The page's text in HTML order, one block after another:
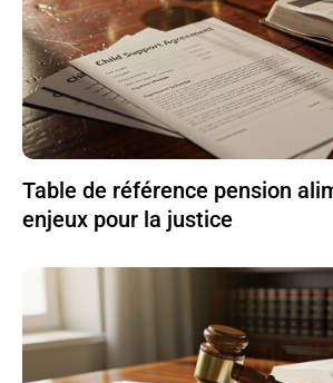
Table de référence pension
enjeux pour la justice